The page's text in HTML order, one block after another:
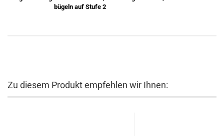
bügeln auf Stufe 2
Zu diesem Produkt empfehlen wir Ihnen: